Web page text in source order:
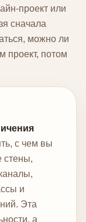
проект или
сначала
можно ли
проект, потом
с чем вы
стены,
и
Эта
а